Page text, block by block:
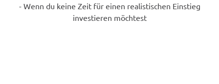
- Wenn du keine Zeit für einen realistischen Einstieg
investieren möchtest